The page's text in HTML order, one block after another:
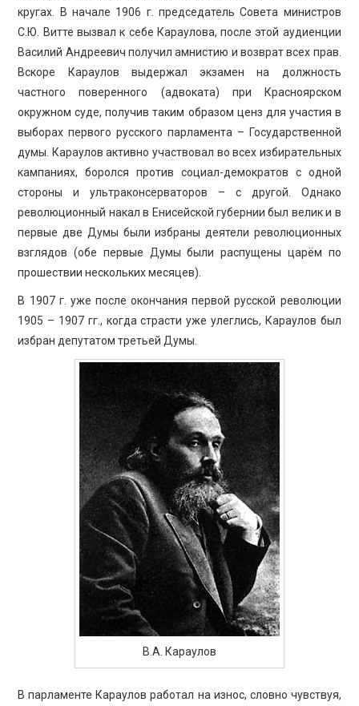
кругах. В начале 1906 г. председатель Совета министров
С.Ю. Витте вызвал к себе Караулова, после этой аудиенции
Василий Андреевич получил амнистию и возврат всех прав.
Вскоре Караулов выдержал экзамен на должность
частного поверенного (адвоката) при Красноярском
окружном суде, получив таким образом ценз для участия в
выборах первого русского парламента – Государственной
думы. Караулов активно участвовал во всех избирательных
кампаниях, боролся против социал-демократов с одной
стороны и ультраконсерваторов – с другой. Однако
революционный накал в Енисейской губернии был велик и в
первые две Думы были избраны деятели революционных
взглядов (обе первые Думы были распущены царём по
прошествии нескольких месяцев).
В 1907 г. уже после окончания первой русской революции
1905 – 1907 гг., когда страсти уже улеглись, Караулов был
избран депутатом третьей Думы.
В.А. Караулов
В парламенте Караулов работал на износ, словно чувствуя,